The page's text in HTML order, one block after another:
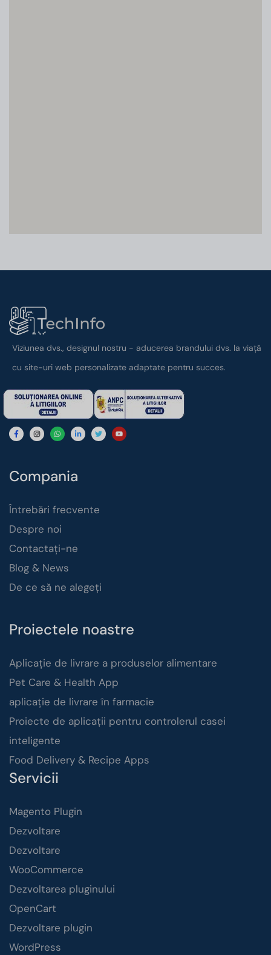
Viziunea dvs., designul nostru - aducerea brandului dvs. la viață
cu site-uri web personalizate adaptate pentru succes.
Compania
Întrebări frecvente
Despre noi
Contactați-ne
Blog & News
De ce să ne alegeți
Proiectele noastre
Aplicație de livrare a produselor alimentare
Pet Care & Health App
aplicație de livrare în farmacie
Proiecte de aplicații pentru controlerul casei
inteligente
Food Delivery & Recipe Apps
Servicii
Magento Plugin
Dezvoltare
Dezvoltare
WooCommerce
Dezvoltarea pluginului
OpenCart
Dezvoltare plugin
WordPress